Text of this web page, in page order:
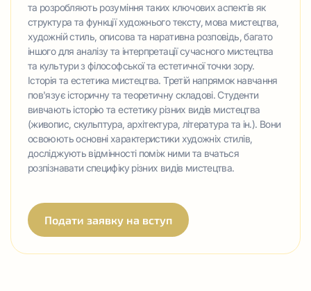
та розробляють розуміння таких ключових аспектів як
структура та функції художнього тексту, мова мистецтва,
художній стиль, описова та наративна розповідь, багато
іншого для аналізу та інтерпретації сучасного мистецтва
та культури з філософської та естетичної точки зору.
Історія та естетика мистецтва. Третій напрямок навчання
пов'язує історичну та теоретичну складові. Студенти
вивчають історію та естетику різних видів мистецтва
(живопис, скульптура, архітектура, література та ін.). Вони
освоюють основні характеристики художніх стилів,
досліджують відмінності поміж ними та вчаться
розпізнавати специфіку різних видів мистецтва.
Подати заявку на вступ